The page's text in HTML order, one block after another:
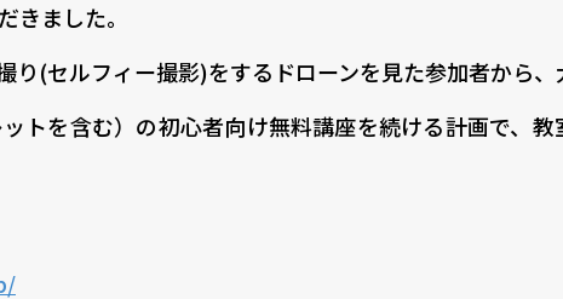
きました。
り(セルフィー撮影)をするドローンを見た参加者から、
トを含む）の初心者向け無料講座を続ける計画で、